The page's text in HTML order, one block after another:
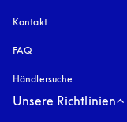
Kontakt
FAQ
Händlersuche
Unsere Richtlinien